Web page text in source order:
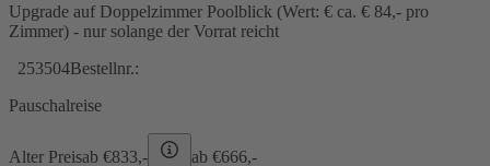
Upgrade auf Doppelzimmer Poolblick (Wert: € ca. € 84,- pro
Zimmer) - nur solange der Vorrat reicht
253504Bestellnr.:
Pauschalreise
Alter Preisab €833,- ab €666,-